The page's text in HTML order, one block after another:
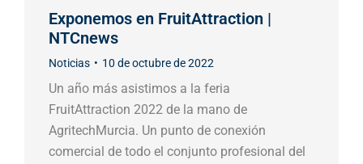
Exponemos en FruitAttraction |
NTCnews
Noticias 10 de octubre de 2022
Un año más asistimos a la feria
FruitAttraction 2022 de la mano de
AgritechMurcia. Un punto de conexión
comercial de todo el conjunto profesional del